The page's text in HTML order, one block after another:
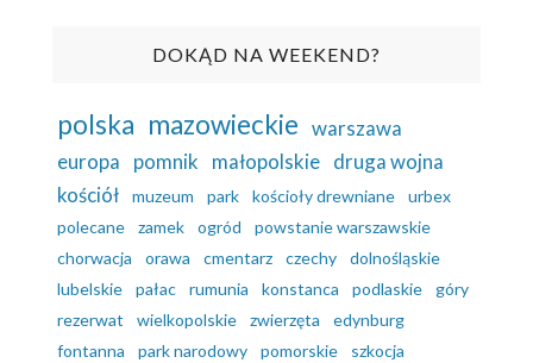
DOKĄD NA WEEKEND?
polska mazowieckie warszawa
europa
pomnik małopolskie druga wojna
kościół
muzeum park kościoły drewniane
urbex
polecane
zamek ogród
powstanie warszawskie
chorwacja
orawa cmentarz czechy
dolnośląskie
lubelskie
pałac rumunia konstanca podlaskie
góry
rezerwat
wielkopolskie zwierzęta
edynburg
fontanna
park narodowy pomorskie
szkocja